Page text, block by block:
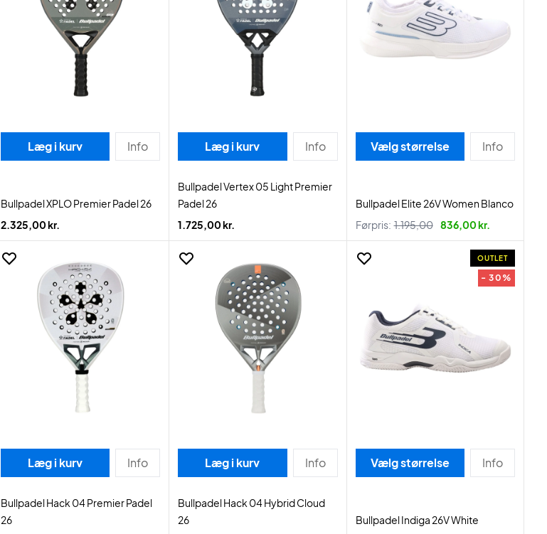
Læg i kurv Info
Bullpadel XPLO Premier Padel 26
2.325,00 kr.
Læg i kurv Info
Bullpadel Vertex 05 Light Premier
Padel 26
1.725,00 kr.
Vælg størrelse Info
Bullpadel Elite 26V Women Blanco
Førpris: 1.195,00 836,00 kr.
Læg i kurv Info
Bullpadel Hack 04 Premier Padel
26
Læg i kurv Info
Bullpadel Hack 04 Hybrid Cloud
26
OUTLET
- 30%
Vælg størrelse Info
Bullpadel Indiga 26V White